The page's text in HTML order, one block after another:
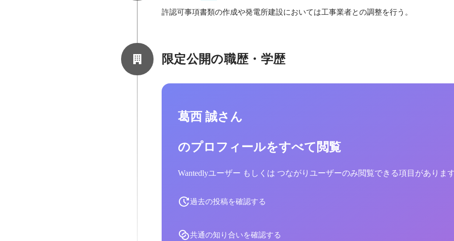
許認可事項書類の作成や発電所建設においては工事業者との調整を行う。
限定公開の職歴・学歴
葛西 誠さん
のプロフィールをすべて閲覧
Wantedlyユーザー もしくは つながりユーザーのみ閲覧できる項目がありま
過去の投稿を確認する
共通の知り合いを確認する